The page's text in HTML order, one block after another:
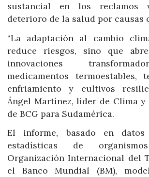
sustancial en los reclamos
deterioro de la salud por causas
“La adaptación al cambio
reduce riesgos, sino que
innovaciones
medicamentos termoestables,
enfriamiento y cultivos
Ángel Martínez, líder de Clima y
de BCG para Sudamérica.
El informe, basado en
estadísticas de
Organización Internacional del
el Banco Mundial (BM),